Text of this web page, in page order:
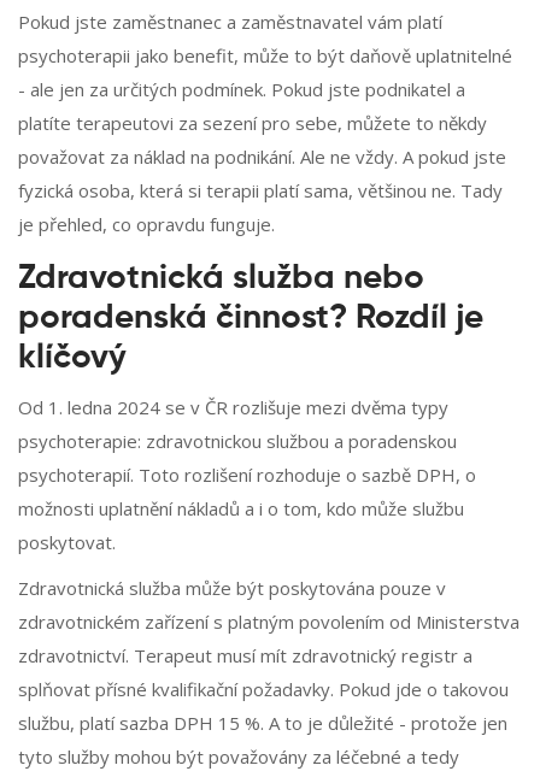
Pokud jste zaměstnanec a zaměstnavatel vám platí
psychoterapii jako benefit, může to být daňově uplatnitelné
- ale jen za určitých podmínek. Pokud jste podnikatel a
platíte terapeutovi za sezení pro sebe, můžete to někdy
považovat za náklad na podnikání. Ale ne vždy. A pokud jste
fyzická osoba, která si terapii platí sama, většinou ne. Tady
je přehled, co opravdu funguje.
Zdravotnická služba nebo
poradenská činnost? Rozdíl je
klíčový
Od 1. ledna 2024 se v ČR rozlišuje mezi dvěma typy
psychoterapie: zdravotnickou službou a poradenskou
psychoterapií. Toto rozlišení rozhoduje o sazbě DPH, o
možnosti uplatnění nákladů a i o tom, kdo může službu
poskytovat.
Zdravotnická služba může být poskytována pouze v
zdravotnickém zařízení s platným povolením od Ministerstva
zdravotnictví. Terapeut musí mít zdravotnický registr a
splňovat přísné kvalifikační požadavky. Pokud jde o takovou
službu, platí sazba DPH 15 %. A to je důležité - protože jen
tyto služby mohou být považovány za léčebné a tedy